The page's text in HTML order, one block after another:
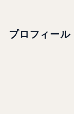
プロフィール